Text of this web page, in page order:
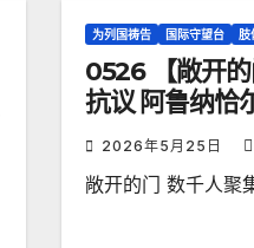
为列国祷告 国际守望台 肢
0526 【敞开
抗议 阿鲁纳恰
2026年5月25日
敞开的门 数千人聚